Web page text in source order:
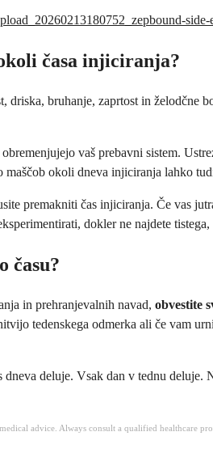
časa injiciranja?
bruhanje, zaprtost in
vaš prebavni sistem.
okoli dneva injiciranja lahko
premakniti čas injiciranja. Če vas
dokler ne najdete
času?
in prehranjevalnih navad, obvestite
tedenskega odmerka ali če vam
deluje. Vsak dan v tednu
advice. Always consult a qualified healthcare